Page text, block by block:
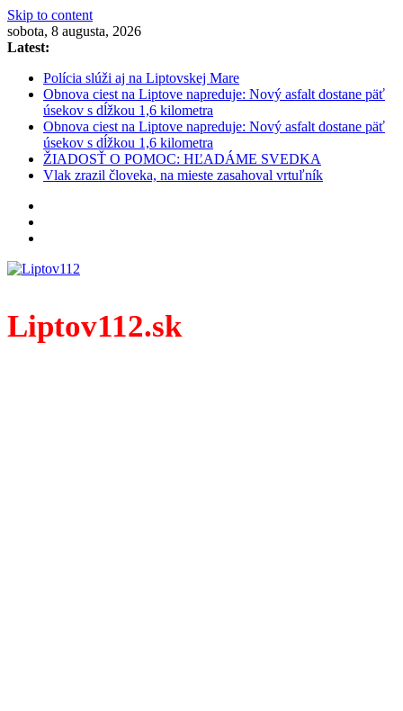
Skip to content
sobota, 8 augusta, 2026
Latest:
Polícia slúži aj na Liptovskej Mare
Obnova ciest na Liptove napreduje: Nový asfalt dostane päť
úsekov s dĺžkou 1,6 kilometra
Obnova ciest na Liptove napreduje: Nový asfalt dostane päť
úsekov s dĺžkou 1,6 kilometra
ŽIADOSŤ O POMOC: HĽADÁME SVEDKA
Vlak zrazil človeka, na mieste zasahoval vrtuľník
Liptov112.sk